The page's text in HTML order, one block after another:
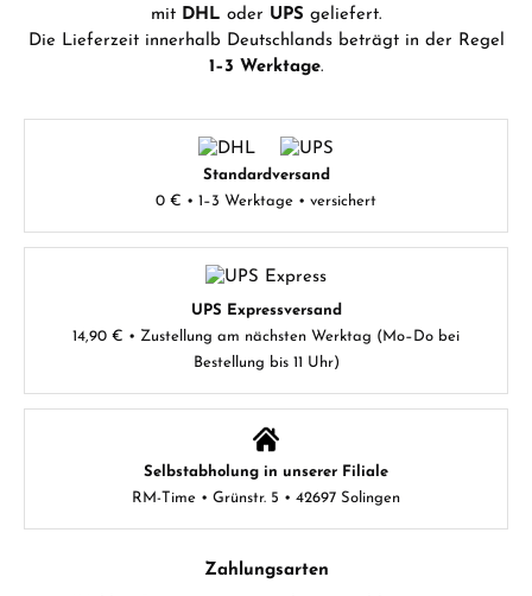
mit DHL oder UPS geliefert.
Die Lieferzeit innerhalb Deutschlands beträgt in der Regel
1–3 Werktage.
Standardversand
0 € • 1–3 Werktage • versichert
UPS Expressversand
14,90 € • Zustellung am nächsten Werktag (Mo–Do bei
Bestellung bis 11 Uhr)
Selbstabholung in unserer Filiale
RM-Time • Grünstr. 5 • 42697 Solingen
Zahlungsarten